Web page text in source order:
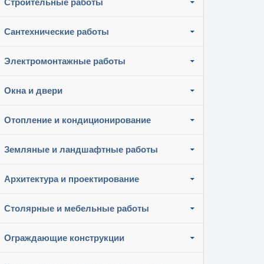
Строительные работы
Сантехнические работы
Электромонтажные работы
Окна и двери
Отопление и кондиционирование
Земляные и ландшафтные работы
Архитектура и проектирование
Столярные и мебельные работы
Ограждающие конструкции